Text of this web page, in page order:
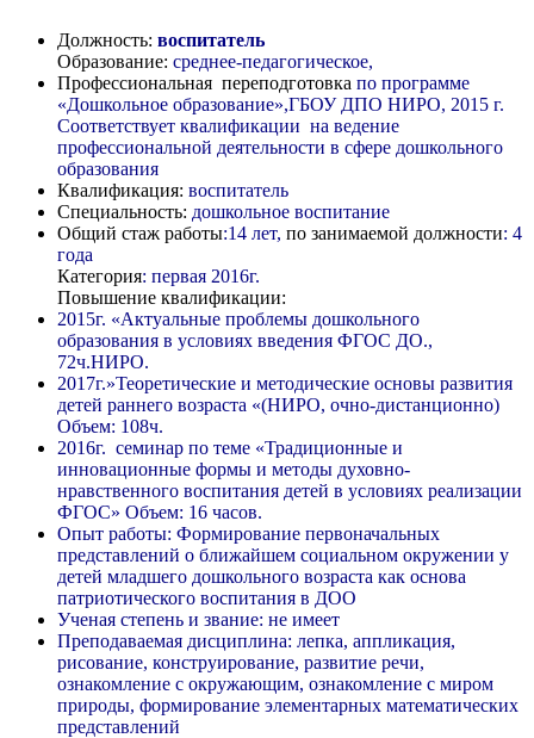
Должность: воспитатель
Образование: среднее-педагогическое,
Профессиональная переподготовка по программе
«Дошкольное образование»,ГБОУ ДПО НИРО, 2015 г.
Соответствует квалификации на ведение
профессиональной деятельности в сфере дошкольного
образования
Квалификация: воспитатель
Специальность: дошкольное воспитание
Общий стаж работы:14 лет, по занимаемой должности: 4
года
Категория: первая 2016г.
Повышение квалификации:
2015г. «Актуальные проблемы дошкольного
образования в условиях введения ФГОС ДО.,
72ч.НИРО.
2017г.»Теоретические и методические основы развития
детей раннего возраста «(НИРО, очно-дистанционно)
Объем: 108ч.
2016г. семинар по теме «Традиционные и
инновационные формы и методы духовно-
нравственного воспитания детей в условиях реализации
ФГОС» Объем: 16 часов.
Опыт работы: Формирование первоначальных
представлений о ближайшем социальном окружении у
детей младшего дошкольного возраста как основа
патриотического воспитания в ДОО
Ученая степень и звание: не имеет
Преподаваемая дисциплина: лепка, аппликация,
рисование, конструирование, развитие речи,
ознакомление с окружающим, ознакомление с миром
природы, формирование элементарных математических
представлений